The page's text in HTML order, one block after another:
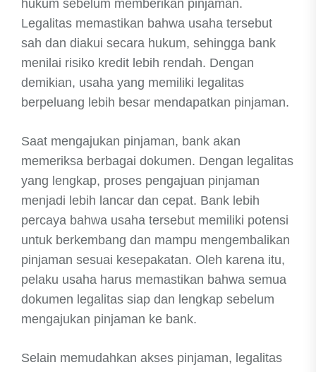
hukum sebelum memberikan pinjaman.
Legalitas memastikan bahwa usaha tersebut
sah dan diakui secara hukum, sehingga bank
menilai risiko kredit lebih rendah. Dengan
demikian, usaha yang memiliki legalitas
berpeluang lebih besar mendapatkan pinjaman.
Saat mengajukan pinjaman, bank akan
memeriksa berbagai dokumen. Dengan legalitas
yang lengkap, proses pengajuan pinjaman
menjadi lebih lancar dan cepat. Bank lebih
percaya bahwa usaha tersebut memiliki potensi
untuk berkembang dan mampu mengembalikan
pinjaman sesuai kesepakatan. Oleh karena itu,
pelaku usaha harus memastikan bahwa semua
dokumen legalitas siap dan lengkap sebelum
mengajukan pinjaman ke bank.
Selain memudahkan akses pinjaman, legalitas